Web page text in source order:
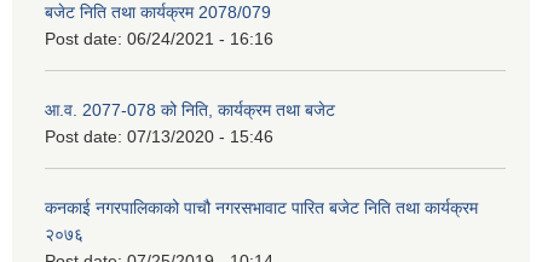
बजेट निति तथा कार्यक्रम 2078/079
Post date: 06/24/2021 - 16:16
आ.व. 2077-078 को निति, कार्यक्रम तथा बजेट
Post date: 07/13/2020 - 15:46
कनकाई नगरपालिकाको पाचौ नगरसभावाट पारित बजेट निति तथा कार्यक्रम
२०७६